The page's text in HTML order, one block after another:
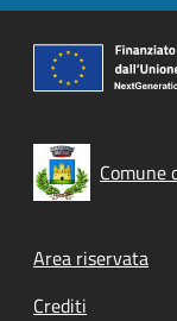
Comune
Footer
Area riservata
Crediti